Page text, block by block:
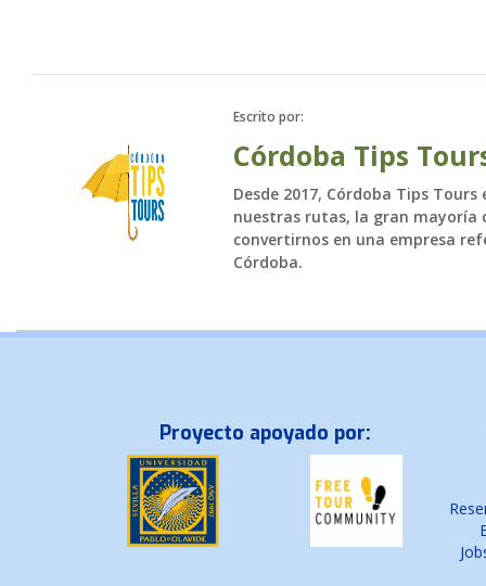
Escrito por:
Córdoba Tips
Desde 2017, Córdoba Tips
nuestras rutas, la gran mayoría
convertirnos en una empresa
Córdoba.
Proyecto apoyado por: